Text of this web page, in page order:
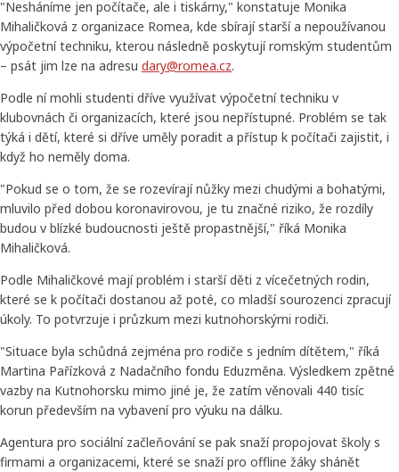
"Nesháníme jen počítače, ale i tiskárny," konstatuje Monika
Mihaličková z organizace Romea, kde sbírají starší a nepoužívanou
výpočetní techniku, kterou následně poskytují romským studentům
– psát jim lze na adresu dary@romea.cz.
Podle ní mohli studenti dříve využívat výpočetní techniku v
klubovnách či organizacích, které jsou nepřístupné. Problém se tak
týká i dětí, které si dříve uměly poradit a přístup k počítači zajistit, i
když ho neměly doma.
"Pokud se o tom, že se rozevírají nůžky mezi chudými a bohatými,
mluvilo před dobou koronavirovou, je tu značné riziko, že rozdíly
budou v blízké budoucnosti ještě propastnější," říká Monika
Mihaličková.
Podle Mihaličkové mají problém i starší děti z vícečetných rodin,
které se k počítači dostanou až poté, co mladší sourozenci zpracují
úkoly. To potvrzuje i průzkum mezi kutnohorskými rodiči.
"Situace byla schůdná zejména pro rodiče s jedním dítětem," říká
Martina Pařízková z Nadačního fondu Eduzměna. Výsledkem zpětné
vazby na Kutnohorsku mimo jiné je, že zatím věnovali 440 tisíc
korun především na vybavení pro výuku na dálku.
Agentura pro sociální začleňování se pak snaží propojovat školy s
firmami a organizacemi, které se snaží pro offline žáky shánět